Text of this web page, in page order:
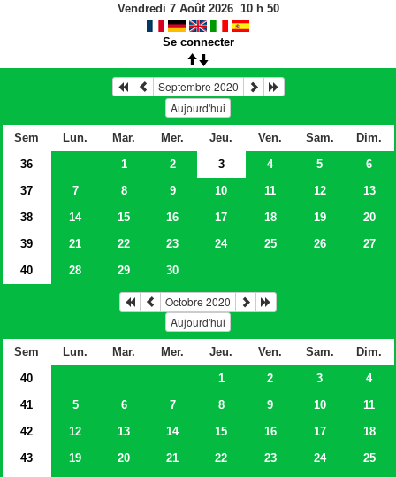
Vendredi 7 Août 2026 10h 50
Se connecter
Septembre 2020
Aujourd'hui
Sem Lun. Mar. Mer. Jeu. Ven. Sam.
Dim.
36
1 2 3 4 5
6
37
7 8 9 10 11 12
13
38
14 15 16 17 18 19
20
39
21 22 23 24 25 26
27
40
28 29 30
Octobre 2020
Aujourd'hui
Sem Lun. Mar. Mer. Jeu. Ven. Sam.
Dim.
40
1 2 3
4
41
5 6 7 8 9 10
11
42
12 13 14 15 16 17
18
43
19 20 21 22 23 24
25